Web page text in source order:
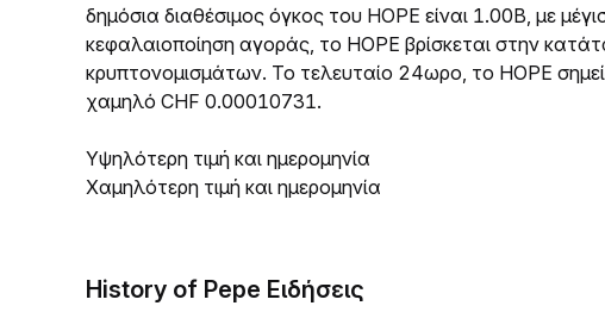
δημόσια διαθέσιμος όγκος του HOPE είναι 1.00B, με
κεφαλαιοποίηση αγοράς, το HOPE βρίσκεται στην
κρυπτονομισμάτων. Το τελευταίο 24ωρο, το HOPE
χαμηλό CHF 0.00010731.
Υψηλότερη τιμή και ημερομηνία
Χαμηλότερη τιμή και ημερομηνία
History of Pepe Ειδήσεις